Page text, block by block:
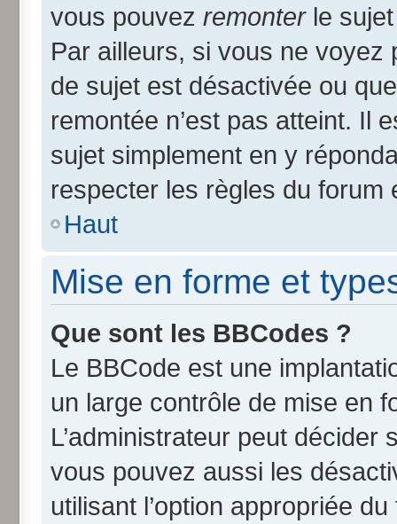
vous pouvez remonterle sujet
Par ailleurs, si vous ne voyez
de sujet est désactivée ou
remontée n’est pas atteint. Il
sujet simplement en y
respecter les règles du forum
Haut
Mise en forme et
Que sont les BBCodes ?
Le BBCode est une
un large contrôle de mise en
L’administrateur peut
vous pouvez aussi les
utilisant l’option appropriée